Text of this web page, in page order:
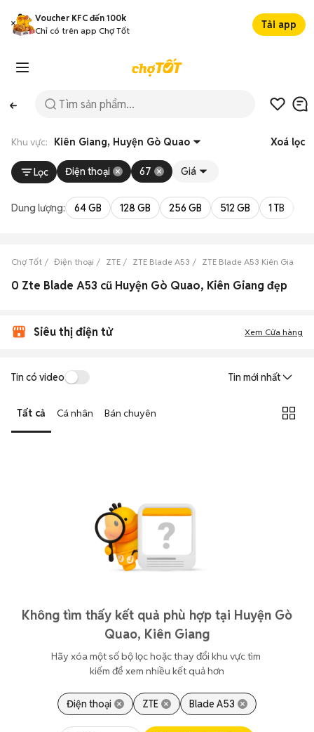
Voucher KFC đến 100k
Chỉ có trên app Chợ Tốt
Tải app
Khu vực: Kiên Giang, Huyện Gò Quao Xoá lọc
Lọc Điện thoại 67 Giá
Dung lượng: 64 GB 128 GB 256 GB 512 GB 1 TB
Chợ Tốt Điện thoại ZTE ZTE Blade A53 ZTE Blade A53 Kiên Giang
0 Zte Blade A53 cũ Huyện Gò Quao, Kiên Giang đẹp
Siêu thị điện tử Xem Cửa hàng
Tin có video Tin mới nhất
Tất cả Cá nhân Bán chuyên
Không tìm thấy kết quả phù hợp tại Huyện Gò
Quao, Kiên Giang
Hãy xóa một số bộ lọc hoặc thay đổi khu vực tìm
kiếm để xem nhiều kết quả hơn
Điện thoại ZTE Blade A53